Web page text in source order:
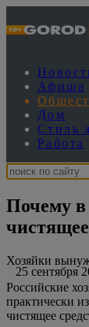
Афиша
Дом
Стиль
Работа
Почему в
25 сентября
Хозяйки
Российские
практически
чистящее